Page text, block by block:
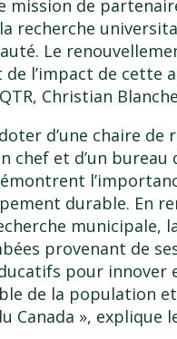
de
recherche
Le
l’impact de cette
Christian
d’une chaire de
chef et d’un bureau
durable. En
municipale,
provenant de
pour innover
de la population
Canada », explique